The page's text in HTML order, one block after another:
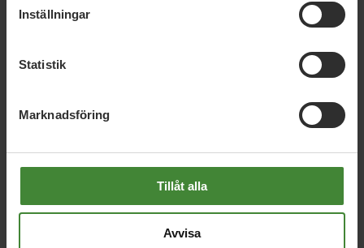
Inställningar
Statistik
Marknadsföring
Tillåt alla
Avvisa
Distriktsombud ordinarie och
Aina Andersson
Anette Börjesson
Lundberg
Anna Hagerberg
Anna Jessica Persson
Besnik Nikqi
Birgitta Kuylenstierna Nadel
Camilla Nordahl
Carin Roos
Caroline Hellström
Christer E Nilsson